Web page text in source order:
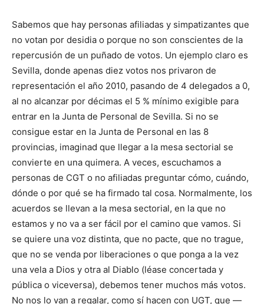
Sabemos que hay personas afiliadas y simpatizantes que
no votan por desidia o porque no son conscientes de la
repercusión de un puñado de votos. Un ejemplo claro es
Sevilla, donde apenas diez votos nos privaron de
representación el año 2010, pasando de 4 delegados a 0,
al no alcanzar por décimas el 5 % mínimo exigible para
entrar en la Junta de Personal de Sevilla. Si no se
consigue estar en la Junta de Personal en las 8
provincias, imaginad que llegar a la mesa sectorial se
convierte en una quimera. A veces, escuchamos a
personas de CGT o no afiliadas preguntar cómo, cuándo,
dónde o por qué se ha firmado tal cosa. Normalmente, los
acuerdos se llevan a la mesa sectorial, en la que no
estamos y no va a ser fácil por el camino que vamos. Si
se quiere una voz distinta, que no pacte, que no trague,
que no se venda por liberaciones o que ponga a la vez
una vela a Dios y otra al Diablo (léase concertada y
pública o viceversa), debemos tener muchos más votos.
No nos lo van a regalar, como sí hacen con UGT, que —